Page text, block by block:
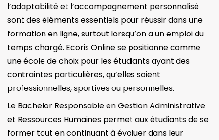
l’adaptabilité et l’accompagnement personnalisé
sont des éléments essentiels pour réussir dans une
formation en ligne, surtout lorsqu’on a un emploi du
temps chargé. Ecoris Online se positionne comme
une école de choix pour les étudiants ayant des
contraintes particulières, qu’elles soient
professionnelles, sportives ou personnelles.
Le Bachelor Responsable en Gestion Administrative
et Ressources Humaines permet aux étudiants de se
former tout en continuant à évoluer dans leur